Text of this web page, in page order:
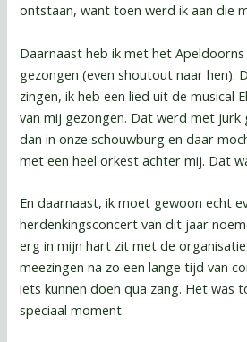
ontstaan, want toen werd ik aan die
Daarnaast heb ik met het
gezongen (even shoutout naar hen).
zingen, ik heb een lied uit de musical
van mij gezongen. Dat werd met jurk
dan in onze schouwburg en daar
met een heel orkest achter mij. Dat
En daarnaast, ik moet gewoon echt
herdenkingsconcert van dit jaar
erg in mijn hart zit met de
meezingen na zo een lange tijd van
iets kunnen doen qua zang. Het was
speciaal moment.